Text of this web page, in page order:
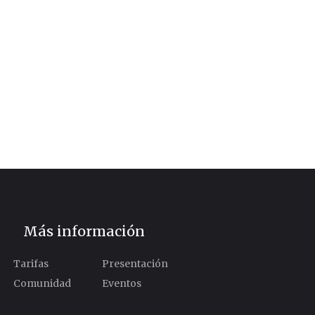
Más información
Tarifas
Presentación
Comunidad
Eventos